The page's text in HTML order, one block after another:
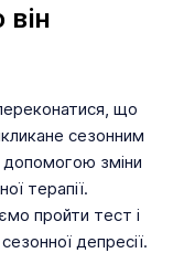
що
сезонним
зміни
терапії.
пройти тест і
депресії.